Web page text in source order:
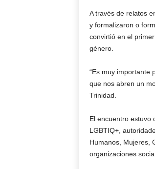
A través de relatos
y formalizaron o
convirtió en el
género.
“Es muy importante
que nos abren un
Trinidad.
El encuentro estuvo
LGBTIQ+,
Humanos, Mujeres,
organizaciones